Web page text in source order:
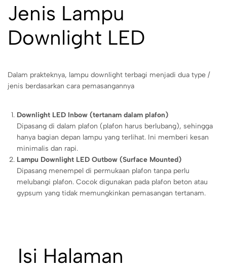
Jenis Lampu
Downlight LED
Dalam prakteknya, lampu downlight terbagi menjadi dua type /
jenis berdasarkan cara pemasangannya
Downlight LED Inbow (tertanam dalam plafon)
Dipasang di dalam plafon (plafon harus berlubang), sehingga
hanya bagian depan lampu yang terlihat. Ini memberi kesan
minimalis dan rapi.
Lampu Downlight LED Outbow (Surface Mounted)
Dipasang menempel di permukaan plafon tanpa perlu
melubangi plafon. Cocok digunakan pada plafon beton atau
gypsum yang tidak memungkinkan pemasangan tertanam.
Isi Halaman